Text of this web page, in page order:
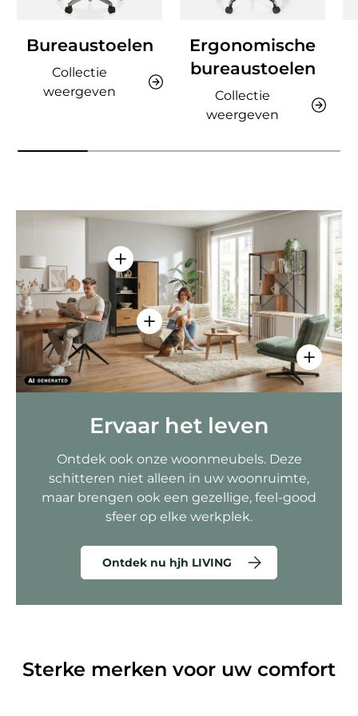
Bureaustoelen
Collectie
weergeven
Ergonomische
bureaustoelen
Collectie
weergeven
Details
Details weergeven - AMIO H -
Details weergeven - Sitzolo 2 -
Ervaar het leven
Ontdek ook onze woonmeubels. Deze
schitteren niet alleen in uw woonruimte,
maar brengen ook een gezellige, feel-good
sfeer op elke werkplek.
Ontdek nu hjh LIVING
Sterke merken voor uw comfort